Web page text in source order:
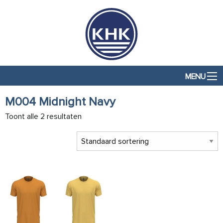
MENU
M004 Midnight Navy
Toont alle 2 resultaten